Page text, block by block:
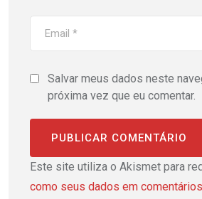
Salvar meus dados neste
próxima vez que eu comentar.
Este site utiliza o Akismet para
como seus dados em